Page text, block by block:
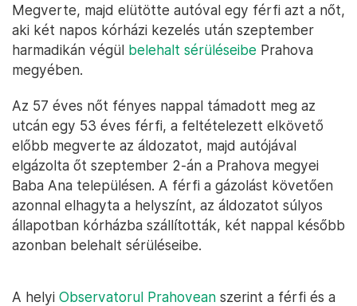
Megverte, majd elütötte autóval egy férfi azt a nőt,
aki két napos kórházi kezelés után szeptember
harmadikán végül belehalt sérüléseibe Prahova
megyében.
Az 57 éves nőt fényes nappal támadott meg az
utcán egy 53 éves férfi, a feltételezett elkövető
előbb megverte az áldozatot, majd autójával
elgázolta őt szeptember 2-án a Prahova megyei
Baba Ana településen. A férfi a gázolást követően
azonnal elhagyta a helyszínt, az áldozatot súlyos
állapotban kórházba szállították, két nappal később
azonban belehalt sérüléseibe.
A helyi Observatorul Prahovean szerint a férfi és a